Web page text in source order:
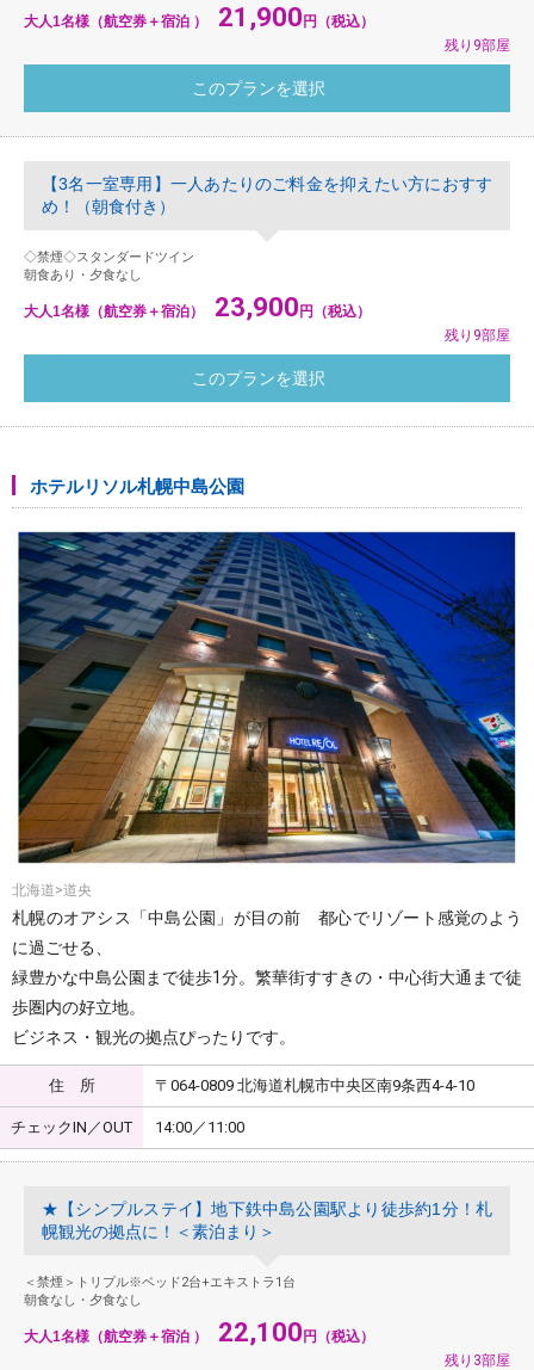
大人1名様（航空券＋宿泊 ） 21,900円（税込）
残り9部屋
【3名一室専用】一人あたりのご料金を抑えたい方におすす
め！（朝食付き）
◇禁煙◇スタンダードツイン
朝食あり・夕食なし
大人1名様（航空券＋宿泊） 23,900円（税込）
残り9部屋
ホテルリソル札幌中島公園
北海道>道央
札幌のオアシス「中島公園」が目の前 都心でリゾート感覚のよう
に過ごせる、
緑豊かな中島公園まで徒歩1分。繁華街すすきの・中心街大通まで徒
歩圏内の好立地。
ビジネス・観光の拠点ぴったりです。
住 所 〒064-0809 北海道札幌市中央区南9条西4-4-10
チェックIN／OUT 14:00／11:00
★【シンプルステイ】地下鉄中島公園駅より徒歩約1分！札
幌観光の拠点に！＜素泊まり＞
＜禁煙＞トリプル※ベッド2台+エキストラ1台
朝食なし・夕食なし
大人1名様（航空券＋宿泊 ） 22,100円（税込）
残り3部屋